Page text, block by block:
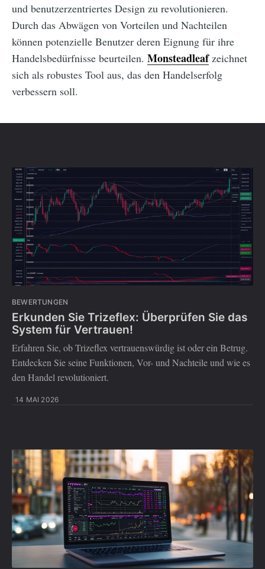
und benutzerzentriertes Design zu revolutionieren.
Durch das Abwägen von Vorteilen und Nachteilen
können potenzielle Benutzer deren Eignung für ihre
Handelsbedürfnisse beurteilen. Monsteadleafzeichnet
sich als robustes Tool aus, das den Handelserfolg
verbessern soll.
BEWERTUNGEN
Erkunden Sie Trizeflex: Überprüfen Sie das
System für Vertrauen!
Erfahren Sie, ob Trizeflex vertrauenswürdig ist oder ein Betrug.
Entdecken Sie seine Funktionen, Vor- und Nachteile und wie es
den Handel revolutioniert.
14 MAI 2026